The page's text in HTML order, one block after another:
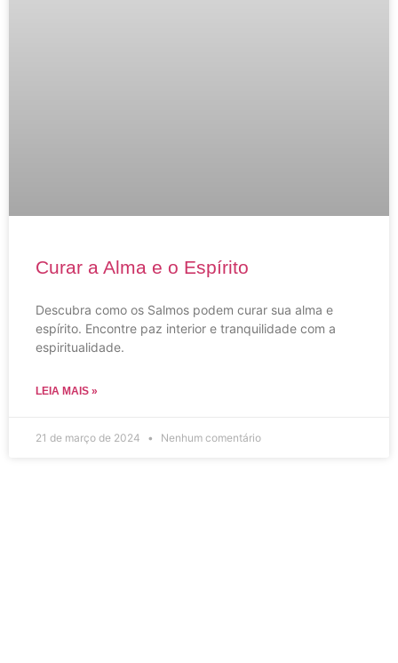
Curar a Alma e o Espírito
Descubra como os Salmos podem curar sua alma e
espírito. Encontre paz interior e tranquilidade com a
espiritualidade.
LEIA MAIS »
21 de março de 2024 Nenhum comentário